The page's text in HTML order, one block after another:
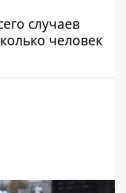
случаев
человек